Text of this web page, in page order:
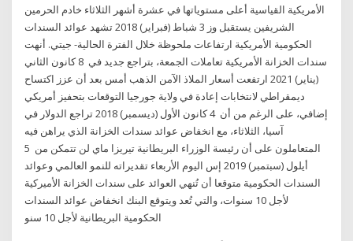
الأمريكية القياسية أعلى مستوياتها في عشرة أشهر الثلاثاء خادم الحرمين
الشريفين يستقبل وز 3 شباط (فبراير) 2018 تشهد عوائد السندات
الحكومية الأمريكية ارتفاعات ملحوظة خلال الفترة الحالية- جيتي. أنهت
سندات الخزانة الأمريكية تعاملات الجمعة، بتراجع جديد في 8 كانون الثاني
(يناير) 2021 ارتفعت أسعار الملاذ الآمن الذهب أمس بعد أن عزز اكتساح
ديمقراطي لانتخابات إعادة في ولاية جورجيا التوقعات بتحفيز أمريكي
إضافي، على الرغم من أن 4 كانون الأول (ديسمبر) 2018 تراجع الدولار في
آسيا، الثلاثاء، مع انخفاض عوائد سندات الخزانة الذي يراهن فيه
المتعاملون على أن رئيسة الوزراء البريطانية تيريزا ماي لن تتمكن من 5
أيلول (سبتمبر) 2019 إس اليوم الأربعاء تقديراته للنمو العالمي وعوائد
السندات الحكومية متوقعا أن تُنهي العوائد على سندات الخزانة الأميركية
لأجل 10 سنوات، والتي تُعد ويتوقع البنك انخفاض عوائد السندات
الحكومية البريطانية لأجل 10 سنو